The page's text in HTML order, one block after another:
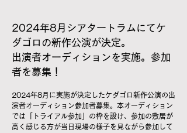
2024年8月シアタートラムにてケ
ダゴロの新作公演が決定。
出演者オーディションを実施。参加
者を募集！
2024年8月に実施が決定したケダゴロ新作公演の出
演者オーディション参加者募集。本オーディション
では 「トライアル参加」の枠を設け、参加の敷居が
高く感じる方が当日現場の様子を見ながら参加して